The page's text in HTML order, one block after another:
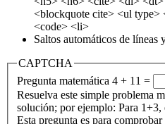
<blockquote cite> <ul type>
<code> <li>
Saltos automáticos de líneas
CAPTCHA
Pregunta matemática 4 + 11 =
Resuelva este simple problema
solución; por ejemplo: Para 1+3,
Esta pregunta es para